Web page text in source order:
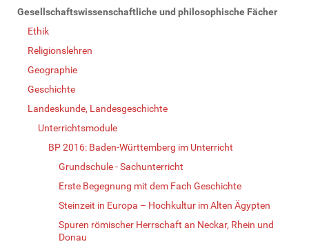
Gesellschaftswissenschaftliche und philosophische Fächer
Ethik
Religionslehren
Geographie
Geschichte
Landeskunde, Landesgeschichte
Unterrichtsmodule
BP 2016: Baden-Württemberg im Unterricht
Grundschule - Sachunterricht
Erste Begegnung mit dem Fach Geschichte
Steinzeit in Europa – Hochkultur im Alten Ägypten
Spuren römischer Herrschaft an Neckar, Rhein und
Donau